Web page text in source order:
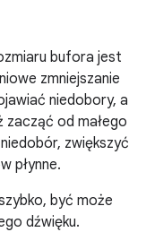
bufora jest
zmniejszanie
niedobory, a
zacząć od małego
zwiększyć
płynne.
być może
dźwięku.